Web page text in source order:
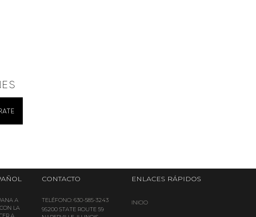
A
LA
A
CONTACTO
TELÉFONO: 630-585-3243
9S200 STATE ROUTE 59
ENLACES RÁPIDOS
INICIO